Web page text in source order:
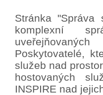
Stránka "Správa
komplexní
Poskytovatelé,
služeb nad
hostovaných
INSPIRE nad